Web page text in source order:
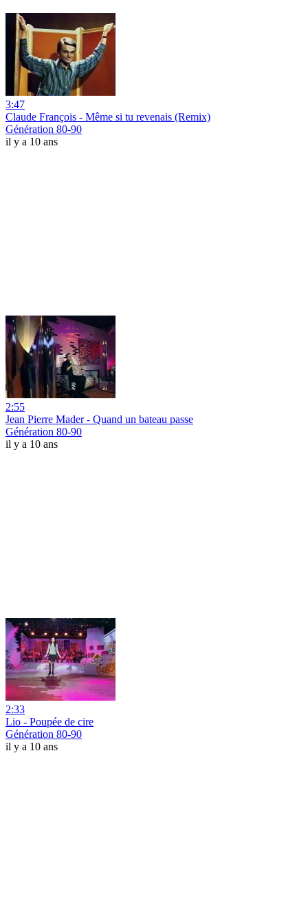
3:47
Claude François - Même si tu revenais (Remix)
Génération 80-90
il y a 10 ans
2:55
Jean Pierre Mader - Quand un bateau passe
Génération 80-90
il y a 10 ans
2:33
Lio - Poupée de cire
Génération 80-90
il y a 10 ans